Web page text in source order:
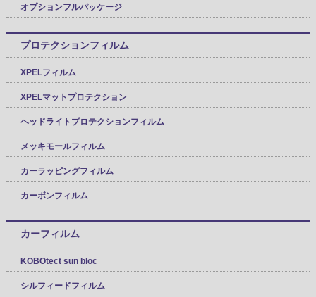
オプションフルパッケージ
プロテクションフィルム
XPELフィルム
XPELマットプロテクション
ヘッドライトプロテクションフィルム
メッキモールフィルム
カーラッピングフィルム
カーボンフィルム
カーフィルム
KOBOtect sun bloc
シルフィードフィルム